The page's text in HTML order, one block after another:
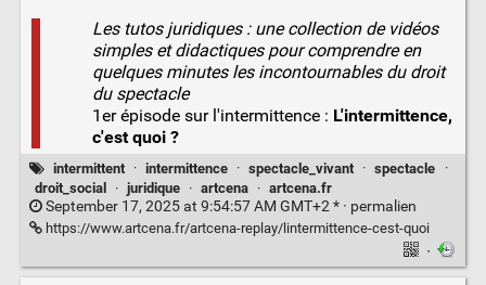
Les tutos juridiques : une collection de vidéos
simples et didactiques pour comprendre en
quelques minutes les incontournables du droit
du spectacle
1er épisode sur l'intermittence : L'intermittence,
c'est quoi ?
intermittent · intermittence · spectacle_vivant · spectacle
·
droit_social
· juridique · artcena · artcena.fr
September 17, 2025 at 9:54:57 AM GMT+2 * · permalien
https://www.artcena.fr/artcena-replay/lintermittence-cest-quoi
·